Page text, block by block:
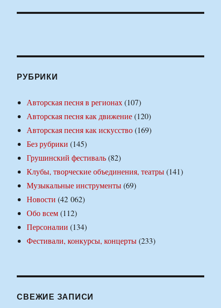
РУБРИКИ
Авторская песня в регионах(107)
Авторская песня как движение(120)
Авторская песня как искусство(169)
Без рубрики (145)
Грушинский фестиваль(82)
Клубы, творческие объединения, театры(141)
Музыкальные инструменты(69)
Новости (42 062)
Обо всем(112)
Персоналии (134)
Фестивали, конкурсы, концерты(233)
СВЕЖИЕ ЗАПИСИ